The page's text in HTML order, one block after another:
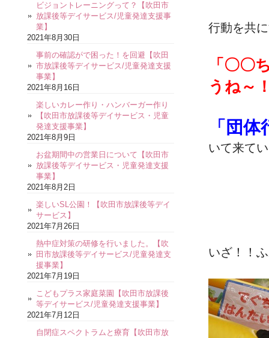
行動を共
「〇〇
うね～
「団
いて来て
いざ！！
ビジョントレーニングって？【吹田市
放課後等デイサービス/児童発達支援事
業】
2021年8月30日
事前の確認がで困った！を回避【吹田
市放課後等デイサービス/児童発達支援
事業】
2021年8月16日
楽しいカレー作り・ハンバーガー作り
【吹田市放課後等デイサービス・児童
発達支援事業】
2021年8月9日
お盆期間中の営業日について【吹田市
放課後等デイサービス・児童発達支援
事業】
2021年8月2日
楽しいSL公園！【吹田市放課後等デイ
サービス】
2021年7月26日
熱中症対策の研修を行いました。【吹
田市放課後等デイサービス/児童発達支
援事業】
2021年7月19日
こどもプラス家庭菜園【吹田市放課後
等デイサービス/児童発達支援事業】
2021年7月12日
自閉症スペクトラムと療育【吹田市放